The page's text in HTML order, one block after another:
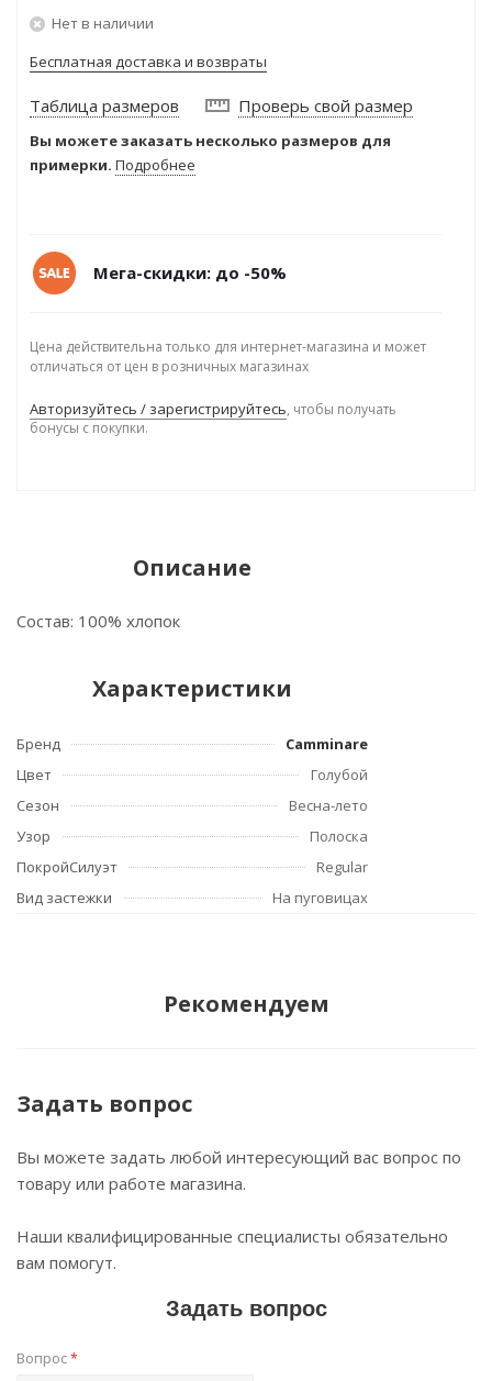
Нет в наличии
Бесплатная доставка и возвраты
Таблица размеров Проверь свой размер
Вы можете заказать несколько размеров для
примерки. Подробнее
Мега-скидки: до -50%
Цена действительна только для интернет-магазина и может
отличаться от цен в розничных магазинах
Авторизуйтесь / зарегистрируйтесь, чтобы получать
бонусы с покупки.
Описание
Состав: 100% хлопок
Характеристики
Бренд
Camminare
Цвет
Голубой
Сезон
Весна-лето
Узор
Полоска
ПокройСилуэт
Regular
Вид застежки
На пуговицах
Рекомендуем
Задать вопрос
Вы можете задать любой интересующий вас вопрос по
товару или работе магазина.
Наши квалифицированные специалисты обязательно
вам помогут.
Задать вопрос
Вопрос*